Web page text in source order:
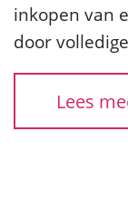
inkopen van
door
Lees